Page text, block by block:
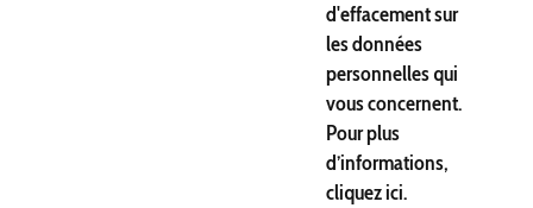
d'effacement sur
les données
personnelles qui
vous concernent.
Pour plus
d’informations,
cliquezici.